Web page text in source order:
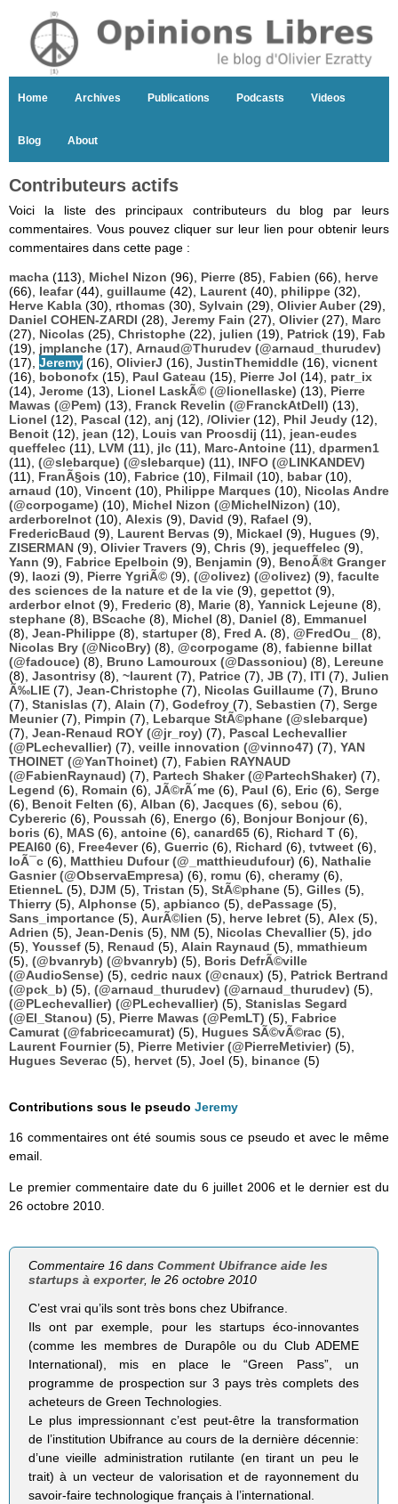
Home Archives Publications Podcasts Videos
Blog About
Contributeurs actifs
Voici la liste des principaux contributeurs du blog par leurs
commentaires. Vous pouvez cliquer sur leur lien pour obtenir leurs
commentaires dans cette page :
macha (113), Michel Nizon (96), Pierre (85), Fabien (66), herve
(66), leafar(44), guillaume (42), Laurent (40), philippe (32),
Herve Kabla (30), rthomas (30), Sylvain (29), Olivier Auber(29),
Daniel COHEN-ZARDI (28), Jeremy Fain (27), Olivier(27), Marc
(27), Nicolas (25), Christophe (22), julien (19), Patrick (19), Fab
(19), jmplanche (17), Arnaud@Thurudev (@arnaud_thurudev)
(17), Jeremy (16), OlivierJ (16), JustinThemiddle (16), vicnent
(16), bobonofx (15), Paul Gateau (15), Pierre Jol (14), patr_ix
(14), Jerome (13), Lionel LaskÃ© (@lionellaske) (13), Pierre
Mawas (@Pem) (13), Franck Revelin (@FranckAtDell) (13),
Lionel (12), Pascal (12), anj (12), /Olivier(12), Phil Jeudy (12),
Benoit (12), jean (12), Louis van Proosdij (11), jean-eudes
queffelec (11), LVM (11), jlc (11), Marc-Antoine (11), dparmen1
(11), (@slebarque) (@slebarque) (11), INFO (@LINKANDEV)
(11), FranÃ§ois (10), Fabrice (10), Filmail (10), babar(10),
arnaud (10), Vincent (10), Philippe Marques (10), Nicolas Andre
(@corpogame) (10), Michel Nizon (@MichelNizon) (10),
arderborelnot (10), Alexis (9), David (9), Rafael (9),
FredericBaud (9), Laurent Bervas (9), Mickael (9), Hugues (9),
ZISERMAN (9), Olivier Travers (9), Chris (9), jequeffelec (9),
Yann (9), Fabrice Epelboin (9), Benjamin (9), BenoÃ®t Granger
(9), laozi (9), Pierre YgriÃ© (9), (@olivez) (@olivez) (9), faculte
des sciences de la nature et de la vie (9), gepettot (9),
arderbor elnot (9), Frederic (8), Marie (8), Yannick Lejeune (8),
stephane (8), BScache (8), Michel (8), Daniel (8), Emmanuel
(8), Jean-Philippe (8), startuper(8), Fred A. (8), @FredOu_
(8),
Nicolas Bry (@NicoBry) (8), @corpogame (8), fabienne billat
(@fadouce) (8), Bruno Lamouroux (@Dassoniou) (8), Lereune
(8), Jasontrisy (8), ~laurent (7), Patrice (7), JB (7), ITI (7), Julien
Ã‰LIE (7), Jean-Christophe (7), Nicolas Guillaume (7), Bruno
(7), Stanislas (7), Alain (7), Godefroy (7), Sebastien (7), Serge
Meunier(7), Pimpin (7), Lebarque StÃ©phane (@slebarque)
(7), Jean-Renaud ROY (@jr_roy) (7), Pascal Lechevallier
(@PLechevallier) (7), veille innovation (@vinno47) (7), YAN
THOINET (@YanThoinet) (7), Fabien RAYNAUD
(@FabienRaynaud) (7), Partech Shaker (@PartechShaker) (7),
Legend (6), Romain (6), JÃ©rÃ´me (6), Paul (6), Eric (6), Serge
(6), Benoit Felten (6), Alban (6), Jacques (6), sebou (6),
Cybereric (6), Poussah (6), Energo (6), Bonjour Bonjour(6),
boris (6), MAS (6), antoine (6), canard65 (6), Richard T (6),
PEAI60 (6), Free4ever(6), Guerric (6), Richard (6), tvtweet (6),
loÃ¯c (6), Matthieu Dufour (@_matthieudufour) (6), Nathalie
Gasnier (@ObservaEmpresa) (6), romu (6), cheramy (6),
EtienneL (5), DJM (5), Tristan (5), StÃ©phane (5), Gilles (5),
Thierry (5), Alphonse (5), apbianco (5), dePassage (5),
Sans_importance (5), AurÃ©lien (5), herve lebret (5), Alex (5),
Adrien (5), Jean-Denis (5), NM (5), Nicolas Chevallier(5), jdo
(5), Youssef (5), Renaud (5), Alain Raynaud (5), mmathieum
(5), (@bvanryb) (@bvanryb) (5), Boris DefrÃ©ville
(@AudioSense) (5), cedric naux (@cnaux) (5), Patrick Bertrand
(@pck_b) (5), (@arnaud_thurudev) (@arnaud_thurudev) (5),
(@PLechevallier) (@PLechevallier) (5), Stanislas Segard
(@El_Stanou) (5), Pierre Mawas (@PemLT) (5), Fabrice
Camurat (@fabricecamurat) (5), Hugues SÃ©vÃ©rac (5),
Laurent Fournier(5), Pierre Metivier (@PierreMetivier) (5),
Hugues Severac (5), hervet (5), Joel (5), binance (5)
Contributions sous le pseudo Jeremy
16 commentaires ont été soumis sous ce pseudo et avec le même
email.
Le premier commentaire date du 6 juillet 2006 et le dernier est du
26 octobre 2010.
Commentaire 16 dansComment Ubifrance aide les
startups à exporter, le 26 octobre 2010
C’est vrai qu’ils sont très bons chez Ubifrance.
Ils ont par exemple, pour les startups éco-innovantes
(comme les membres de Durapôle ou du Club ADEME
International), mis en place le “Green Pass”, un
programme de prospection sur 3 pays très complets des
acheteurs de Green Technologies.
Le plus impressionnant c’est peut-être la transformation
de l’institution Ubifrance au cours de la dernière décennie:
d’une vieille administration rutilante (en tirant un peu le
trait) à un vecteur de valorisation et de rayonnement du
savoir-faire technologique français à l’international.